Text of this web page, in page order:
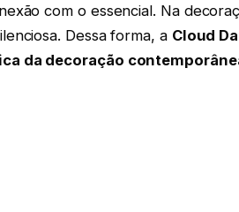
com o essencial. Na
Dessa forma, a Cloud
da decoração